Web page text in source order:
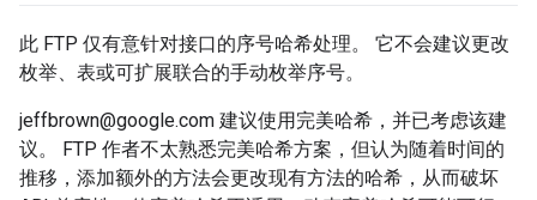
此 FTP 仅有意针对接口的序号哈希处理。 它不会建议更改
枚举、表或可扩展联合的手动枚举序号。
jeffbrown@google.com 建议使用完美哈希，并已考虑该建
议。 FTP 作者不太熟悉完美哈希方案，但认为随着时间的
推移，添加额外的方法会更改现有方法的哈希，从而破坏